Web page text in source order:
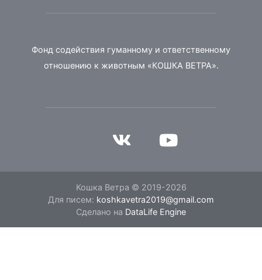
Фонд содействия гуманному и ответственному
отношению к животным «КОШКА ВЕТРА».
Кошка Ветра © 2019-2026
Для писем: koshkavetra2019@gmail.com
Сделано на DataLife Engine